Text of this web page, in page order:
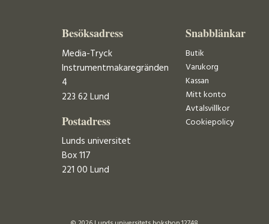
Besöksadress
Media-Tryck
Instrumentmakaregränden
4
223 62 Lund
Postadress
Lunds universitet
Box 117
221 00 Lund
Snabblänkar
Butik
Varukorg
Kassan
Mitt konto
Avtalsvillkor
Cookiepolicy